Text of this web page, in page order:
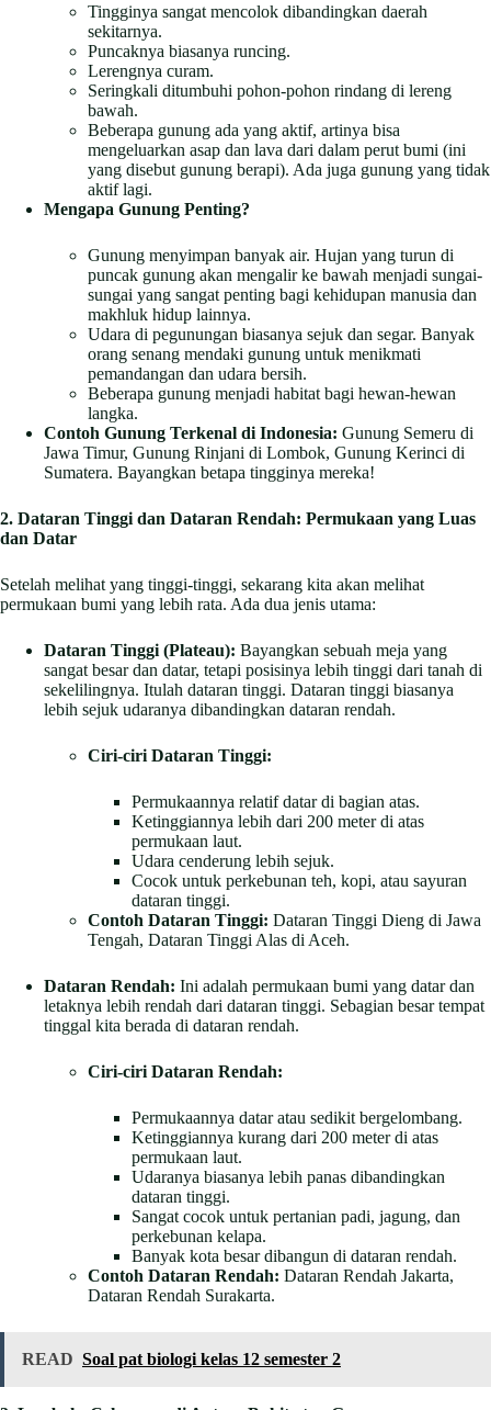
Tingginya sangat mencolok dibandingkan daerah
sekitarnya.
Puncaknya biasanya runcing.
Lerengnya curam.
Seringkali ditumbuhi pohon-pohon rindang di lereng
bawah.
Beberapa gunung ada yang aktif, artinya bisa
mengeluarkan asap dan lava dari dalam perut bumi (ini
yang disebut gunung berapi). Ada juga gunung yang tidak
aktif lagi.
Mengapa Gunung Penting?
Gunung menyimpan banyak air. Hujan yang turun di
puncak gunung akan mengalir ke bawah menjadi sungai-
sungai yang sangat penting bagi kehidupan manusia dan
makhluk hidup lainnya.
Udara di pegunungan biasanya sejuk dan segar. Banyak
orang senang mendaki gunung untuk menikmati
pemandangan dan udara bersih.
Beberapa gunung menjadi habitat bagi hewan-hewan
langka.
Contoh Gunung Terkenal di Indonesia: Gunung Semeru di
Jawa Timur, Gunung Rinjani di Lombok, Gunung Kerinci di
Sumatera. Bayangkan betapa tingginya mereka!
2. Dataran Tinggi dan Dataran Rendah: Permukaan yang Luas
dan Datar
Setelah melihat yang tinggi-tinggi, sekarang kita akan melihat
permukaan bumi yang lebih rata. Ada dua jenis utama:
Dataran Tinggi (Plateau): Bayangkan sebuah meja yang
sangat besar dan datar, tetapi posisinya lebih tinggi dari tanah di
sekelilingnya. Itulah dataran tinggi. Dataran tinggi biasanya
lebih sejuk udaranya dibandingkan dataran rendah.
Ciri-ciri Dataran Tinggi:
Permukaannya relatif datar di bagian atas.
Ketinggiannya lebih dari 200 meter di atas
permukaan laut.
Udara cenderung lebih sejuk.
Cocok untuk perkebunan teh, kopi, atau sayuran
dataran tinggi.
Contoh Dataran Tinggi: Dataran Tinggi Dieng di Jawa
Tengah, Dataran Tinggi Alas di Aceh.
Dataran Rendah: Ini adalah permukaan bumi yang datar dan
letaknya lebih rendah dari dataran tinggi. Sebagian besar tempat
tinggal kita berada di dataran rendah.
Ciri-ciri Dataran Rendah:
Permukaannya datar atau sedikit bergelombang.
Ketinggiannya kurang dari 200 meter di atas
permukaan laut.
Udaranya biasanya lebih panas dibandingkan
dataran tinggi.
Sangat cocok untuk pertanian padi, jagung, dan
perkebunan kelapa.
Banyak kota besar dibangun di dataran rendah.
Contoh Dataran Rendah: Dataran Rendah Jakarta,
Dataran Rendah Surakarta.
READ Soal pat biologi kelas 12 semester 2